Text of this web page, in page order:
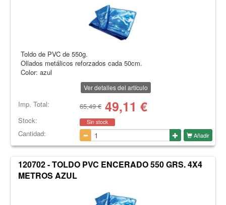
Toldo de PVC de 550g.
Ollados metálicos reforzados cada 50cm.
Color: azul
Ver detalles del artículo
Imp. Total: 65,49 € 49,11 €
Stock: Sin stock
Cantidad: Añadir
120702 - TOLDO PVC ENCERADO 550 GRS. 4X4
METROS AZUL